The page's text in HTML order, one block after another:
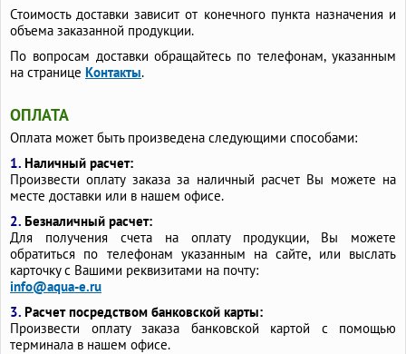
Стоимость доставки зависит от конечного пункта назначения и
объема заказанной продукции.
По вопросам доставки обращайтесь по телефонам, указанным
на странице Контакты.
ОПЛАТА
Оплата может быть произведена следующими способами:
1. Наличный расчет:
Произвести оплату заказа за наличный расчет Вы можете на
месте доставки или в нашем офисе.
2. Безналичный расчет:
Для получения счета на оплату продукции, Вы можете
обратиться по телефонам указанным на сайте, или выслать
карточку с Вашими реквизитами на почту:
info@aqua-e.ru
3. Расчет посредством банковской карты:
Произвести оплату заказа банковской картой с помощью
терминала в нашем офисе.